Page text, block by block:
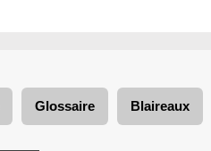
Glossaire Blaireaux